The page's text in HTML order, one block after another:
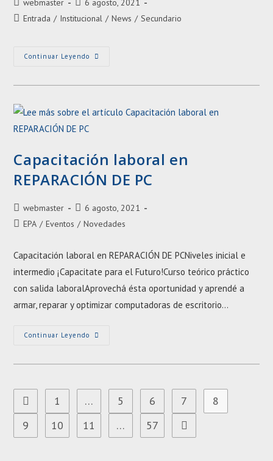
de
webmaster
publicada:
6 agosto, 2021
Categoría
entrada:
Entrada / Institucional / News / Secundario
Continuar Leyendo ¡Agustina
Testimonio
Nuestra
Institución!
Capacitación laboral en
REPARACIÓN DE PC
Autor
de
webmaster
Entrada
publicada:
6 agosto, 2021
Categoría
entrada:
EPA / Eventos / Novedades
Capacitación laboral en REPARACIÓN DE PCNiveles inicial e
intermedio ¡Capacitate para el Futuro!Curso teórico práctico
con salida laboralAprovechá ésta oportunidad y aprendé a
armar, reparar y optimizar computadoras de escritorio…
Continuar Leyendo Capacitación
REPARACIÓN
Ir a la página anterior
1 … 5 6 7
8
9
10 11 … 57 Ir a la página siguiente